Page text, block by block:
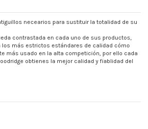
necearios para sustituir la totalidad de su
contrastada en cada uno de sus productos,
los más estrictos estándares de calidad cómo
más usado en la alta competición, por ello cada
obtienes la mejor calidad y fiablidad del